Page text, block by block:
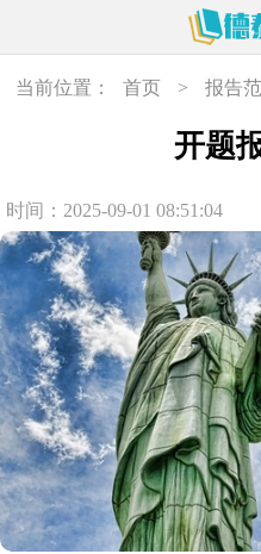
当前位置： 首页 > 报告
开题
时间：2025-09-01 08:51:04